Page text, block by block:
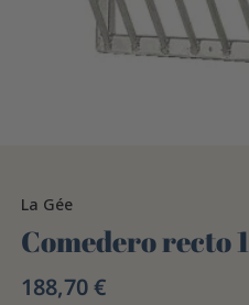
La Gée
Comedero recto
188,70 €